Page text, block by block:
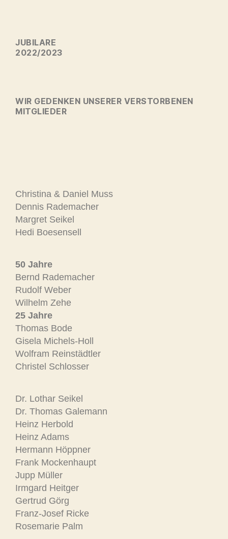
JUBILARE
2022/2023
WIR GEDENKEN UNSERER VERSTORBENEN
MITGLIEDER
Christina & Daniel Muss
Dennis Rademacher
Margret Seikel
Hedi Boesensell
50 Jahre
Bernd Rademacher
Rudolf Weber
Wilhelm Zehe
25 Jahre
Thomas Bode
Gisela Michels-Holl
Wolfram Reinstädtler
Christel Schlosser
Dr. Lothar Seikel
Dr. Thomas Galemann
Heinz Herbold
Heinz Adams
Hermann Höppner
Frank Mockenhaupt
Jupp Müller
Irmgard Heitger
Gertrud Görg
Franz-Josef Ricke
Rosemarie Palm